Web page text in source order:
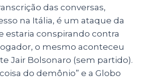
das conversas,
na Itália, é um ataque da
estaria conspirando contra
o mesmo aconteceu
Jair Bolsonaro (sem partido).
do demônio” e a Globo